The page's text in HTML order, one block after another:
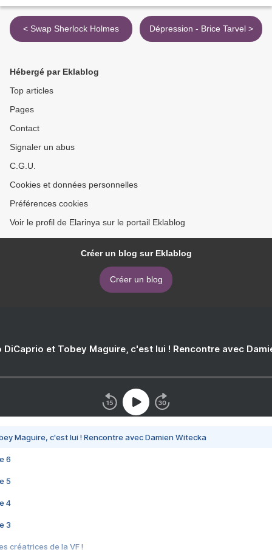
< Swap Sherlock Holmes Dépression - Brice Tarvel >
Hébergé par Eklablog
Top articles
Pages
Contact
Signaler un abus
C.G.U.
Cookies et données personnelles
Préférences cookies
Voir le profil de Elarinya sur le portail Eklablog
Créer un blog sur Eklablog
Créer un blog
DiCaprio et Tobey Maguire, c'est lui ! Rencontre avec
Maguire, c'est lui ! Rencontre avec Damien Witecka
6
5
4
3
créatrices de la VF !